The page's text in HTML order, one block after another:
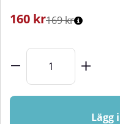
160 kr169 kr
Lägg